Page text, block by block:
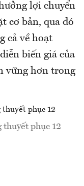
lợi chuyển
cơ bản, qua đó
cả về hoạt
biến giá của
vững hơn trong
phục 12